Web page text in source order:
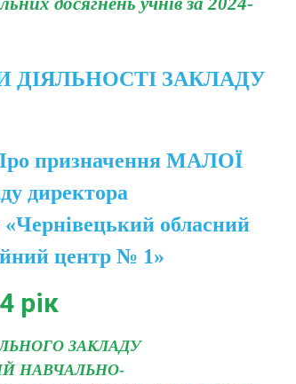
порушеннями
навчання,
образотворчого
мистецтва та фізичного
МО вчителів і
вихователів початкових
Методичне об’єднання
педагогів з навчання і
початкових класів з
порушеннями
ДІЯЛЬНОСТІ ЗАКЛАДУ
призначення МАЛОЇ
директора
обласний
центр № 1»
рік
ЗАКЛАДУ
НАВЧАЛЬНО-